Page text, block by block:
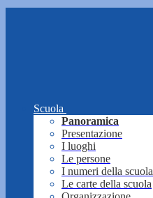
Scuola
Panoramica
Presentazione
I luoghi
Le persone
I numeri della scuola
Le carte della scuola